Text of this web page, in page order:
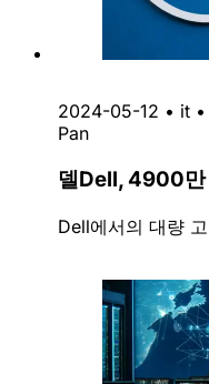
2024-05-12 • it •
Pan
델Dell, 4900만
Dell에서의 대량